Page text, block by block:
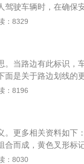
，在白色实线区变道
驾驶车辆时，在确保
黄线：黄线用来区
没有特别情况就不
保证安全的情况下超
的道路上，双黄线
虚线是可以并线，
：8329
。当路边有此标识，
是关于路边划线的
示禁止路边临时或
区域里面禁止停车
高速公路的匝道口
圆曲虚线：黄色圆
辅助车辆在路口行驶
：8196
。更多相关资料如下
合而成，黄色叉形标
面黄色的网状线表
：8030